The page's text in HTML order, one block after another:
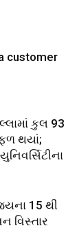
customer
કુલ 93
થયાં;
15 થી
વિસ્તાર